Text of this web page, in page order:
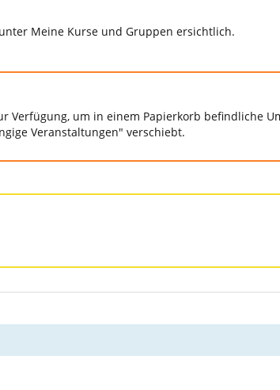
Meine Kurse und Gruppen ersichtlich.
Verfügung, um in einem Papierkorb befindliche
Veranstaltungen" verschiebt.